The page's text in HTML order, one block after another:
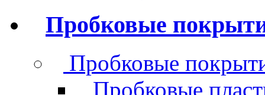
Пробковые
Пробковые
Пробковые